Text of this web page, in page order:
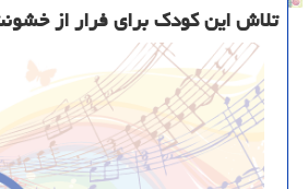
تلاش این کودک برای فرار از